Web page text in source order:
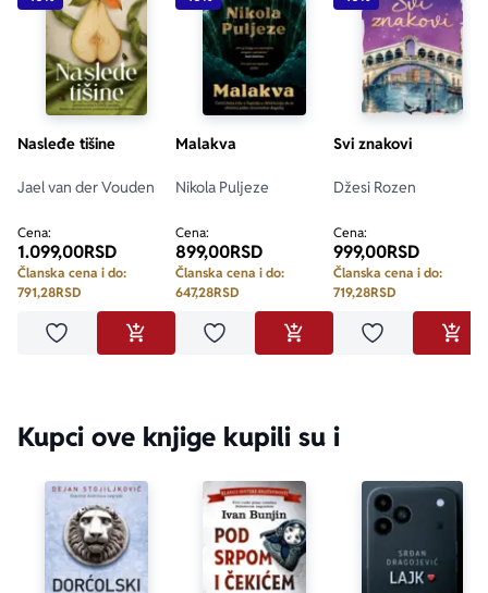
Nasleđe tišine
Jael van der Vouden
Cena:
1.099,00RSD
Članska cena i do:
791,28RSD
Dodaj u omiljeneDODAJ U KORPU
Malakva
Nikola Puljeze
Cena:
899,00RSD
Članska cena i do:
647,28RSD
Dodaj u omiljeneDODAJ U KORPU
Svi znakovi
Džesi Rozen
Cena:
999,00RSD
Članska cena i do:
719,28RSD
Dodaj u
Kupci ove knjige kupili su i